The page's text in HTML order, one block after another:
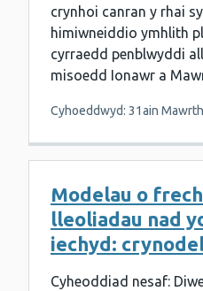
crynhoi canran y rhai
himiwneiddio ymhlith
cyrraedd penblwyddi
misoedd Ionawr a
Cyhoeddwyd: 31ain
Modelau o
lleoliadau nad
iechyd:
Cyheoddiad nesaf: